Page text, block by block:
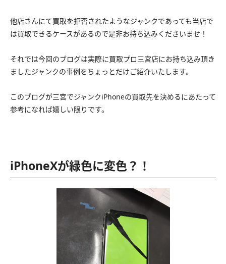
他店さんにて買取を拒否されたようなジャンクであっても当店で
は買取できるケースがあるので是非お持ち込みくださいませ！
それでは今回のブログは実際に買取プロ三宮店にお持ち込み頂き
ましたジャンクの事例をちょっとだけご紹介いたします。
このブログが三宮でジャンクiPhoneの買取先を決めるにあたって
参考になれば嬉しい限りです。
iPhoneXが緑色に変色？！